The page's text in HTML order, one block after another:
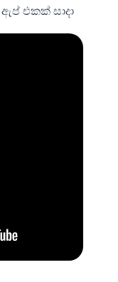
එකක් සාදා